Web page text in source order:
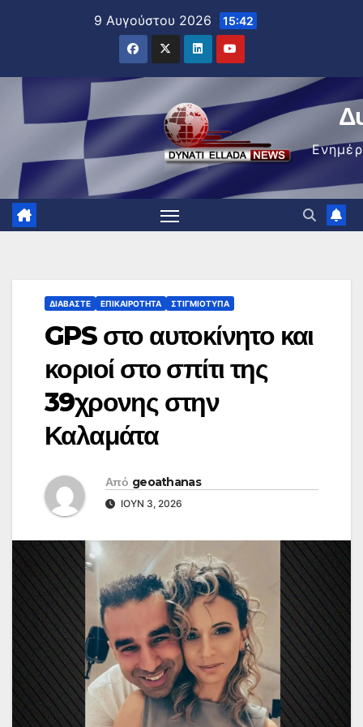
9 Αυγούστου 2026 15:42
ΔΙΑΒΆΣΤΕ ΕΠΙΚΑΙΡΌΤΗΤΑ ΣΤΙΓΜΙΌΤΥΠΑ
GPS στο αυτοκίνητο και
κοριοί στο σπίτι της
39χρονης στην
Καλαμάτα
Από geoathanas
ΙΟΎΝ 3, 2026